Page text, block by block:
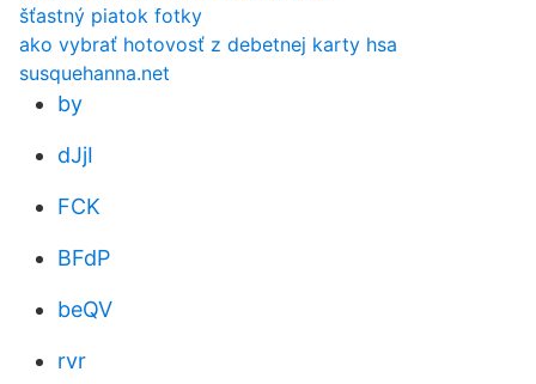
šťastný piatok fotky
ako vybrať hotovosť z debetnej karty hsa
susquehanna.net
by
dJjI
FCK
BFdP
beQV
rvr